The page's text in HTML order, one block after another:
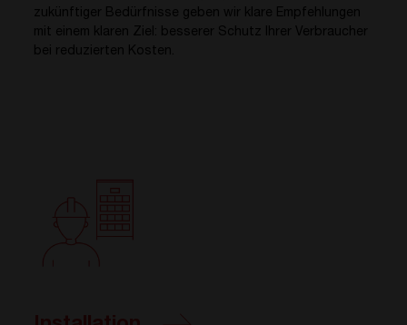
zukünftiger Bedürfnisse geben wir klare Empfehlungen
mit einem klaren Ziel: besserer Schutz Ihrer Verbraucher
bei reduzierten Kosten.